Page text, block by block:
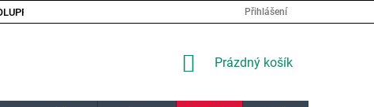
JAK NAKUPOVAT?Přihlášení
NÁKUPNÍ
Prázdný košík